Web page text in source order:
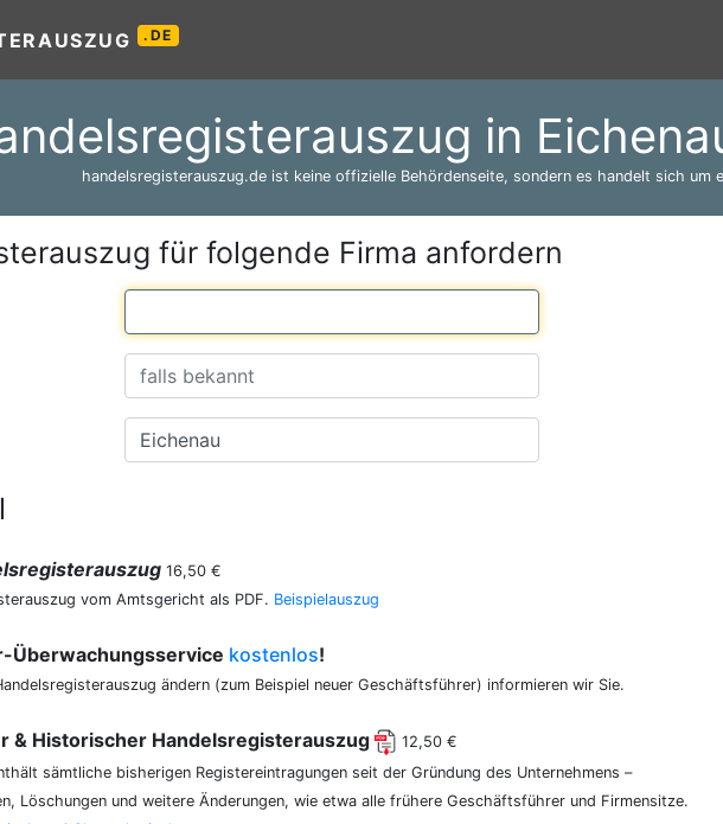
.DE
in
handelsregisterauszug.de ist keine offizielle Behördenseite, sondern es handelt sich um
für folgende Firma anfordern
16,50 €
vom Amtsgericht als PDF. Beispielauszug
Überwachungsservice kostenlos!
ändern (zum Beispiel neuer Geschäftsführer) informieren wir Sie.
& Historischer Handelsregisterauszug
12,50 €
sämtliche bisherigen Registereintragungen seit der Gründung des Unternehmens –
Löschungen und weitere Änderungen, wie etwa alle frühere Geschäftsführer und Firmensitze.